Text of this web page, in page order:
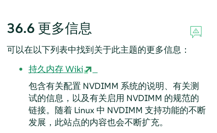
36.6 更多信息
可以在以下列表中找到关于此主题的更多信息：
持久内存 Wiki
包含有关配置 NVDIMM 系统的说明、有关测
试的信息，以及有关启用 NVDIMM 的规范的
链接。随着 Linux 中 NVDIMM 支持功能的不断
发展，此站点的内容也会不断扩充。